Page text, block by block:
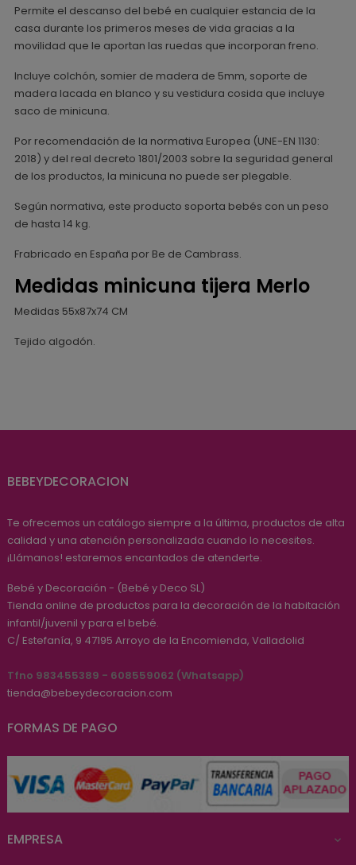
Permite el descanso del bebé en cualquier estancia de la
casa durante los primeros meses de vida gracias a la
movilidad que le aportan las ruedas que incorporan freno.
Incluye colchón, somier de madera de 5mm, soporte de
madera lacada en blanco y su vestidura cosida que incluye
saco de minicuna.
Por recomendación de la normativa Europea (UNE-EN 1130:
2018) y del real decreto 1801/2003 sobre la seguridad general
de los productos, la minicuna no puede ser plegable.
Según normativa, este producto soporta bebés con un peso
de hasta 14 kg.
Frabricado en España por Be de Cambrass.
Medidas minicuna tijera Merlo
Medidas 55x87x74 CM
Tejido algodón.
BEBEYDECORACION
Te ofrecemos un catálogo siempre a la última, productos de alta
calidad y una atención personalizada cuando lo necesites.
¡Llámanos! estaremos encantados de atenderte.
Bebé y Decoración - (Bebé y Deco SL)
Tienda online de productos para la decoración de la habitación
infantil/juvenil y para el bebé.
C/ Estefanía, 9 47195 Arroyo de la Encomienda, Valladolid
Tfno 983455389 - 608559062 (Whatsapp)
tienda@bebeydecoracion.com
FORMAS DE PAGO
EMPRESA 